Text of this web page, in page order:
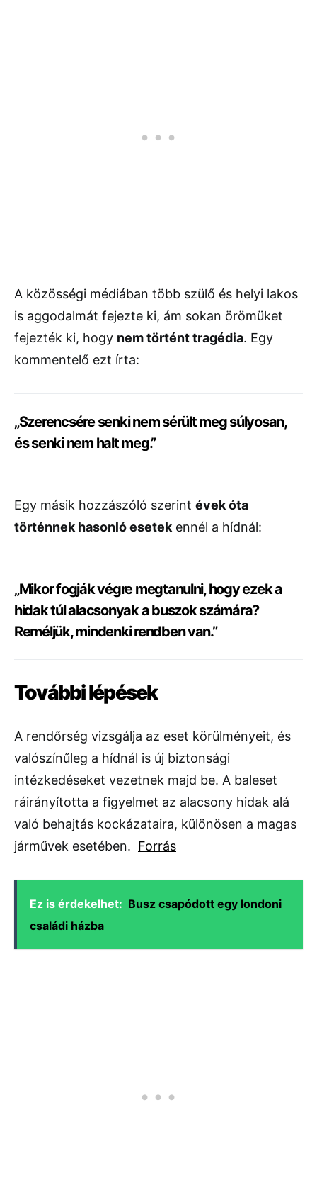
A közösségi médiában több szülő és helyi lakos
is aggodalmát fejezte ki, ám sokan örömüket
fejezték ki, hogy nem történt tragédia. Egy
kommentelő ezt írta:
„Szerencsére senki nem sérült meg súlyosan,
és senki nem halt meg.”
Egy másik hozzászóló szerint évek óta
történnek hasonló esetek ennél a hídnál:
„Mikor fogják végre megtanulni, hogy ezek a
hidak túl alacsonyak a buszok számára?
Reméljük, mindenki rendben van.”
További lépések
A rendőrség vizsgálja az eset körülményeit, és
valószínűleg a hídnál is új biztonsági
intézkedéseket vezetnek majd be. A baleset
ráirányította a figyelmet az alacsony hidak alá
való behajtás kockázataira, különösen a magas
járművek esetében. Forrás
Ez is érdekelhet: Busz csapódott egy londoni
családi házba